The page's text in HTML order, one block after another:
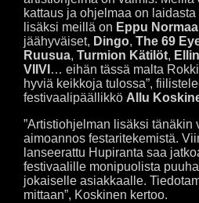
kattaus ja ohjelmaa on laidasta
lisäksi meillä on Eppu
jäähyväiset, Dingo, The 69
Ruusua, Turmion Kätilöt,
VIIVI … eihän tässä malta
hyviä keikkoja tulossa”,
festivaalipäällikkö Allu
”Artistiohjelman lisäksi tänäkin
aimoannos festaritekemistä.
lanseerattu Hupiranta saa
festivaalille monipuolista
jokaiselle asiakkaalle.
mittaan”, Koskinen kertoo.